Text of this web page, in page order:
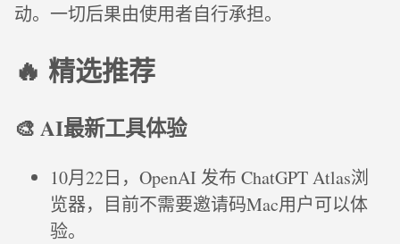
动。一切后果由使用者自行承担。
🔥 精选推荐
🎨 AI最新工具体验
10月22日，OpenAI 发布 ChatGPT Atlas浏
览器，目前不需要邀请码Mac用户可以体
验。